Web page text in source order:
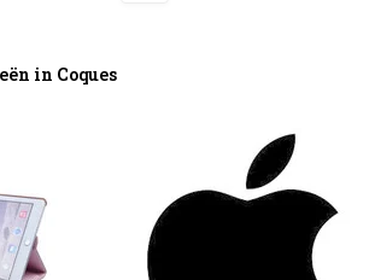
in Coques